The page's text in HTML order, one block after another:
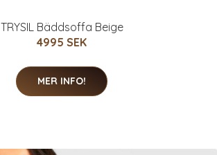
TRYSIL Bäddsoffa Beige
4995 SEK
MER INFO!